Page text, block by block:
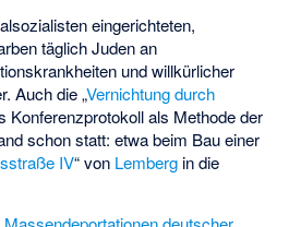
eingerichteten,
täglich Juden an
und willkürlicher
Auch die „Vernichtung durch
Konferenzprotokoll als Methode der
schon statt: etwa beim Bau einer
IV“ von Lemberg in die